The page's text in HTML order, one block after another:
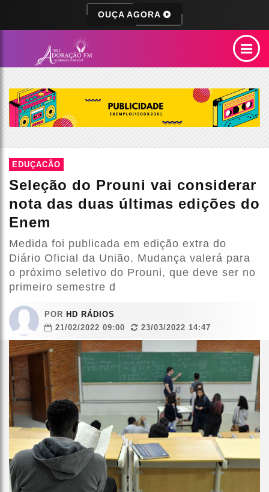
OUÇA AGORA
EDUÇACÃO
Seleção do Prouni vai considerar
nota das duas últimas edições do
Enem
Medida foi publicada em edição extra do
Diário Oficial da União. Mudança valerá para
o próximo seletivo do Prouni, que deve ser no
primeiro semestre d
POR HD RÁDIOS
21/02/2022 09:00
23/03/2022 14:47